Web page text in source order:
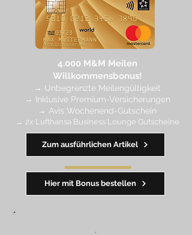
4.000 M&M Meilen
Willkommensbonus!
→ Unbegrenzte Meilengültigkeit
→ Inklusive Premium-Versicherungen
→ Avis Wochenend-Gutschein
→ 2x Lufthansa Business Lounge Gutscheine
━━━━━━━
Hier mit Bonus bestellen
Zum ausführlichen Artikel